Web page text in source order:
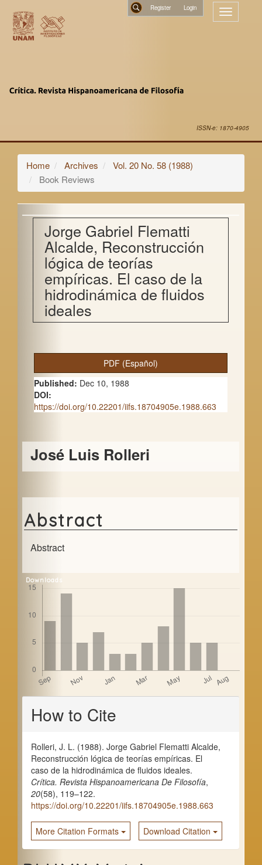
Navigation
Main
Content
Register
Toggle
ISSN-e: 1870-4905
Home Archives
Vol. 20 No. 58 (1988)
Book Reviews
Jorge Gabriel Flematti
Alcalde, Reconstrucción
lógica de teorías
empíricas. El caso de la
hidrodinámica de fluidos
ideales
A
r
t
i
l
e
S
i
d
e
b
a
r
PDF (Español)
Published: Dec 10, 1988
DOI:
https://doi.org/10.22201/iifs.18704905e.1988.663
Main
Article
José Luis Rolleri
Abstract
Abstract
Downloads
Article
Details
How to Cite
Rolleri, J. L. (1988). Jorge Gabriel Flematti Alcalde,
Reconstrucción lógica de teorías empíricas. El
caso de la hidrodinámica de fluidos ideales.
Crítica. Revista Hispanoamericana De Filosofía,
20(58), 119–122.
https://doi.org/10.22201/iifs.18704905e.1988.663
More Citation Formats Download Citation